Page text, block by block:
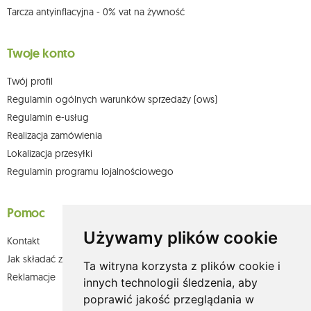
Używamy plików cookie
Ta witryna korzysta z plików cookie i
innych technologii śledzenia, aby
poprawić jakość przeglądania w
Tarcza antyinflacyjna - 0% vat na żywność
Twoje konto
Twój profil
Regulamin ogólnych warunków sprzedaży (ows)
Regulamin e-usług
Realizacja zamówienia
Lokalizacja przesyłki
Regulamin programu lojalnościowego
Pomoc
Kontakt
Jak składać zamówienia w sklepie olium.pl?
Reklamacje